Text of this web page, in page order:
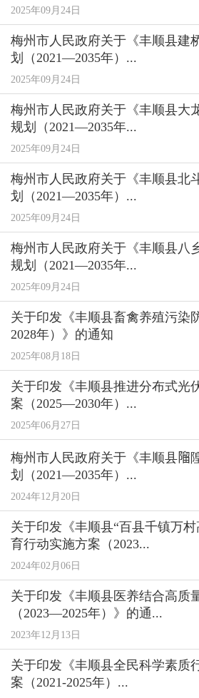
2025年09月24日
梅州市人民政府关于《丰顺县建
划（2021—2035年）...
2025年09月24日
梅州市人民政府关于《丰顺县大
规划（2021—2035年...
2025年09月24日
梅州市人民政府关于《丰顺县北
划（2021—2035年）...
2025年09月24日
梅州市人民政府关于《丰顺县八
规划（2021—2035年...
2025年09月24日
关于印发《丰顺县畜禽养殖污染
2028年）》的通知
2025年08月18日
关于印发《丰顺县推进分布式光
案（2025—2030年）...
2025年06月27日
梅州市人民政府关于《丰顺县𨻧
划（2021—2035年）...
2024年12月20日
关于印发《丰顺县“百县千镇万
育行动实施方案（2023...
2024年02月06日
关于印发《丰顺县医养结合高质
（2023—2025年）》的通...
2023年12月13日
关于印发《丰顺县全民科学素质
案（2021-2025年）...